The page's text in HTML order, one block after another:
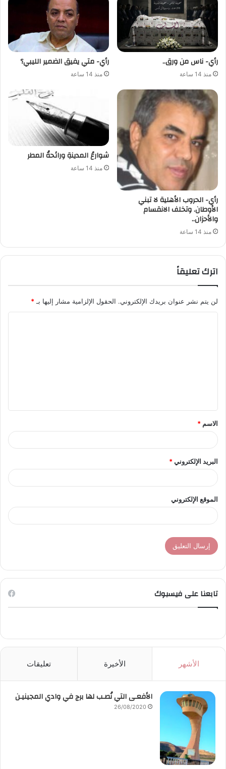
رأي- ناس من ورق..
منذ 14 ساعة
رأي- متي يفيق الضمير الليبي؟
منذ 14 ساعة
رأي- الحروب الأهلية لا تبني
الأوطان. وتخلف الانقسام
والأحزان..
منذ 14 ساعة
شوارعُ المدينةِ ورائحةُ المطر
منذ 14 ساعة
اترك تعليقاً
لن يتم نشر عنوان بريدك الإلكتروني. الحقول الإلزامية مشار إليها بـ *
ق
*
الاسم *
البريد الإلكتروني*
الموقع الإلكتروني
تابعنا على فيسبوك
الأشهر الأخيرة تعليقات
الأفعـى التي نُصـب لها برج في وادي المجينيـن
26/08/2020